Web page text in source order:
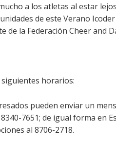
a los atletas al estar
de este Verano
la Federación Cheer and
siguientes horarios:
pueden enviar un
7651; de igual forma en
al 8706-2718.